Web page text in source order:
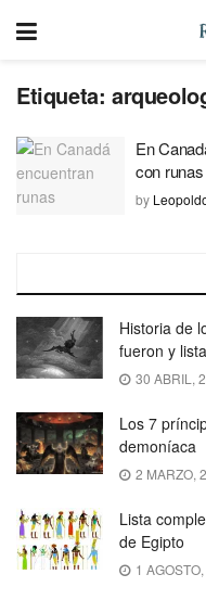
Etiqueta:
En
con
by
Historia de
fueron y
30 ABRIL,
Los 7
demoníaca
2 MARZO,
Lista
de Egipto
1